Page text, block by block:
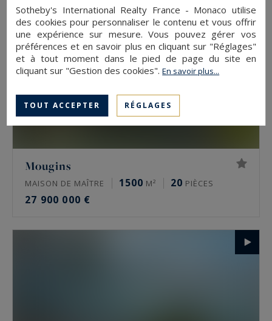
Mougins
MAISON DE MAÎTRE 1500 M² 20 PIÈCES
27 900 000 €
Sotheby's International Realty France - Monaco utilise
des cookies pour personnaliser le contenu et vous offrir
une expérience sur mesure. Vous pouvez gérer vos
préférences et en savoir plus en cliquant sur "Réglages"
et à tout moment dans le pied de page du site en
cliquant sur "Gestion des cookies".En savoir plus...
TOUT ACCEPTER RÉGLAGES